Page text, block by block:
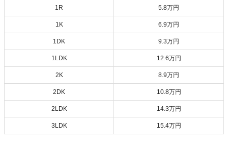
1R 5.8万円
1K 6.9万円
1DK 9.3万円
1LDK 12.6万円
2K 8.9万円
2DK 10.8万円
2LDK 14.3万円
3LDK 15.4万円